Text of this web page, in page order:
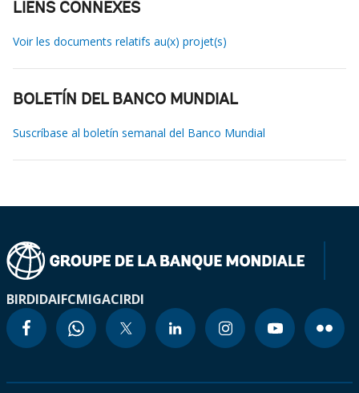
LIENS CONNEXES
Voir les documents relatifs au(x) projet(s)
BOLETÍN DEL BANCO MUNDIAL
Suscríbase al boletín semanal del Banco Mundial
BIRDIDAIFCMIGACIRDI